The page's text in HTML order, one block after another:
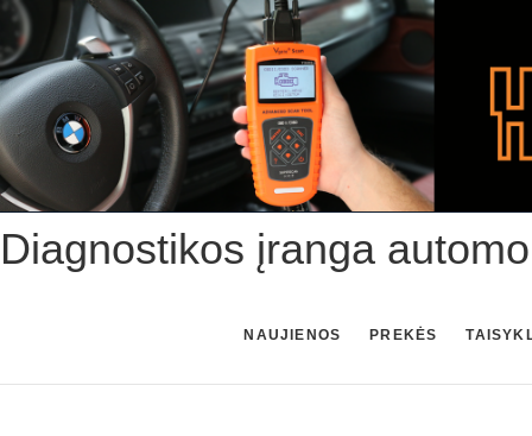
Skip
to
content
Diagnostikos įranga
NAUJIENOS PREKĖS